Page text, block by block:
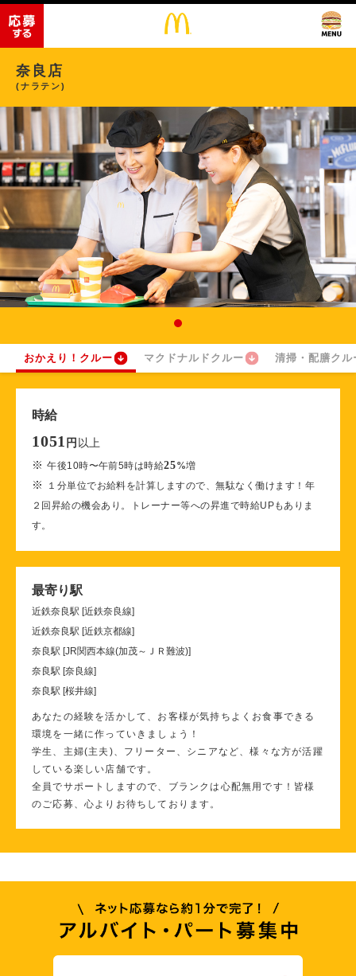
奈良店
(ナラテン)
おかえり！クルー マクドナルドクルー 清掃・配膳クル
時給
1051 円 以上
※午後10時〜午前5時は時給25%増
※
１分単位でお給料を計算しますので、無駄なく働けます！年
２回昇給の機会あり。トレーナー等への昇進で時給UPもありま
す。
最寄り駅
近鉄奈良駅 [近鉄奈良線]
近鉄奈良駅 [近鉄京都線]
奈良駅 [JR関西本線(加茂～ＪＲ難波)]
奈良駅 [奈良線]
奈良駅 [桜井線]
あなたの経験を活かして、お客様が気持ちよくお食事できる
環境を一緒に作っていきましょう！
学生、主婦(主夫)、フリーター、シニアなど、様々な方が活躍
している楽しい店舗です。
全員でサポートしますので、ブランクは心配無用です！皆様
のご応募、心よりお待ちしております。